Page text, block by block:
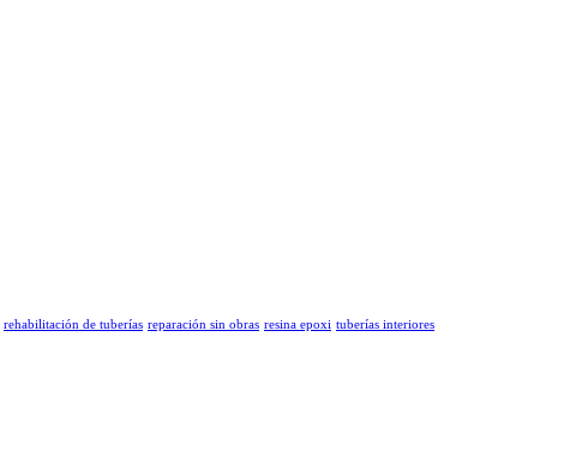
rehabilitación de tuberías reparación sin obras resina epoxi tuberías interiores